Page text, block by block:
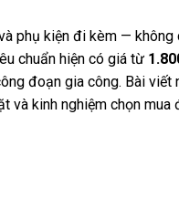
phụ kiện đi kèm —
chuẩn hiện có giá từ
đoạn gia công. Bài viết
và kinh nghiệm chọn mua